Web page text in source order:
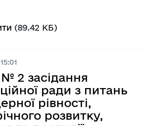
(89.42 КБ)
2 засідання
ради з питань
рівності,
розвитку,